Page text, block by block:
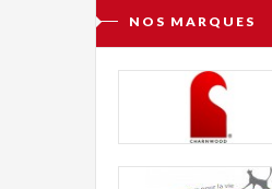
NOS MARQUES